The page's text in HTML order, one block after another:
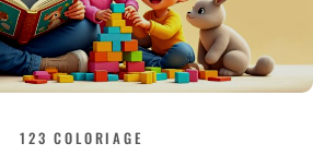
123 COLORIAGE